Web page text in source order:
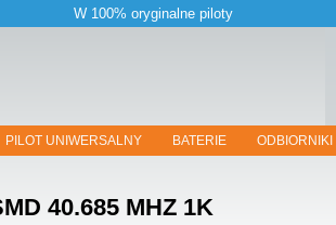
W 100% oryginalne piloty
PILOT UNIWERSALNY BATERIE ODBIORNIKI
40.685 MHZ 1K